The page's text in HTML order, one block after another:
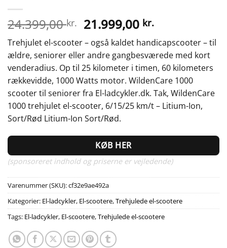
24.399,00kr. Den
oprindelige
pris
var:
24.399,00 kr..
21.999,00 kr.Den
aktuelle
pris
er:
21.999,00
Trehjulet el-scooter – også kaldet handicapscooter – til
ældre, seniorer eller andre gangbesværede med kort
venderadius. Op til 25 kilometer i timen, 60 kilometers
rækkevidde, 1000 Watts motor. WildenCare 1000
scooter til seniorer fra El-ladcykler.dk. Tak, WildenCare
1000 trehjulet el-scooter, 6/15/25 km/t – Litium-Ion,
Sort/Rød Litium-Ion Sort/Rød.
KØB HER
(sponsoreret indhold og priserne er vejledende)
Varenummer (SKU):cf32e9ae492a
Kategorier: El-ladcykler, El-scootere,Trehjulede el-scootere
Tags: El-ladcykler, El-scootere,Trehjulede el-scootere